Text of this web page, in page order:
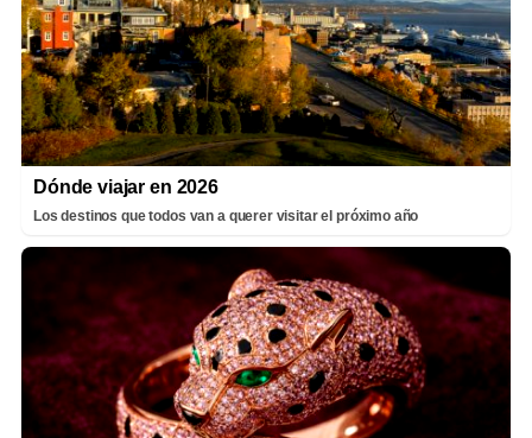
Dónde viajar en 2026
Los destinos que todos van a querer visitar el próximo año